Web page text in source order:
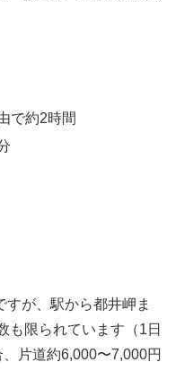
で約2時間
が、駅から都井岬ま
も限られています（1日
片道約6,000〜7,000円